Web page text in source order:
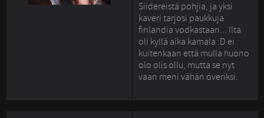
Siidereistä pohjia, ja yksi
kaveri tarjosi paukkuja
finlandia vodkastaan... Ilta
oli kyllä aika kamala :D ei
kuitenkaan että mulla huono
olo olis ollu, mutta se nyt
vaan meni vähän överiksi.